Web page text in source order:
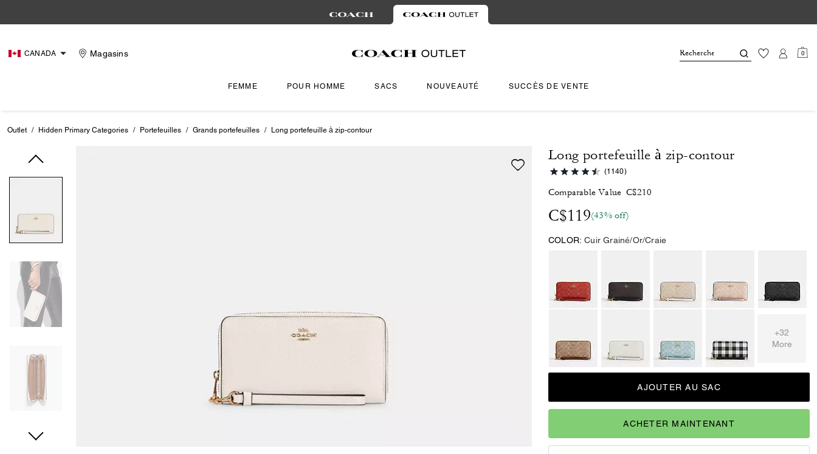
CANADA Magasins 0
FEMME POUR HOMME SACS NOUVEAUTÉ SUCCÈS DE VENTE
Outlet / Hidden Primary Categories / Portefeuilles / Grands portefeuilles / Long portefeuille à zip-contour
Long portefeuille à zip-contour
(1140)
Comparable Value C$210
C$119(43% off)
COLOR: Cuir Grainé/Or/Craie
+32
More
AJOUTER AU SAC
ACHETER MAINTENANT